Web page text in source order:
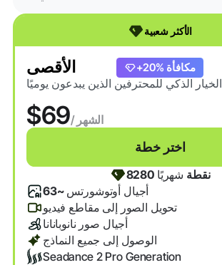
الأكثر شعبية
الأقصى
الخيار الذكي للمحترفين الذين يبدعون يوميًا
$69 / الشهر
اختر خطة
+20% مكافأة
8280 نقطة شهريًا
أجيال أوتوشورتس~63
تحويل الصور إلى مقاطع فيديو
أجيال صور نانوبانانا
الوصول إلى جميع النماذج
Seadance 2 Pro Generation